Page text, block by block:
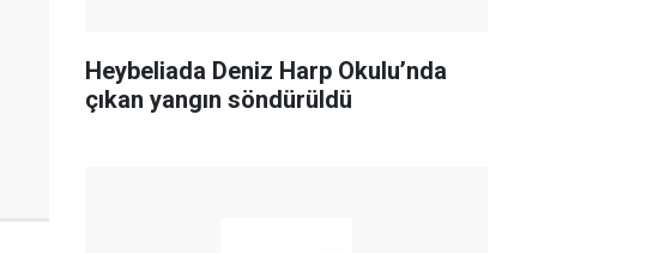
Heybeliada Deniz Harp Okulu’nda
çıkan yangın söndürüldü